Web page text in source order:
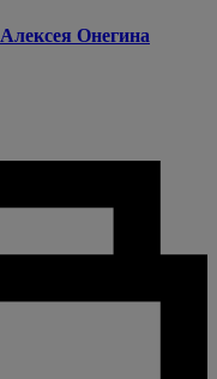
Алексея Онегина